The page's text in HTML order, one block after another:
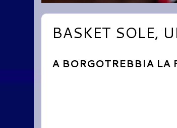
BASKET SOLE,
A BORGOTREBBIA LA